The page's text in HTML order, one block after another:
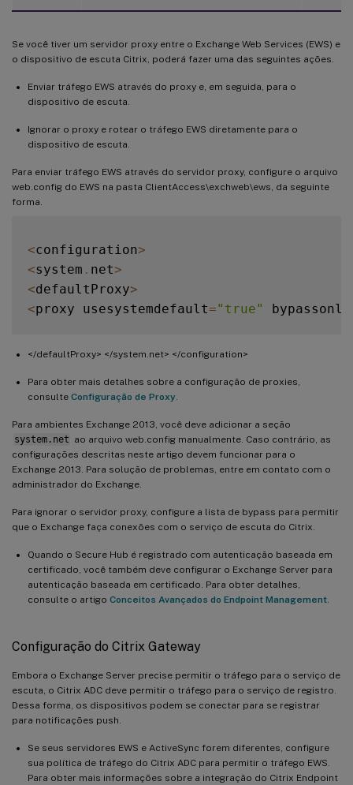
Se você tiver um servidor proxy entre o Exchange Web Services (EWS) e
o dispositivo de escuta Citrix, poderá fazer uma das seguintes ações.
Enviar tráfego EWS através do proxy e, em seguida, para o
dispositivo de escuta.
Ignorar o proxy e rotear o tráfego EWS diretamente para o
dispositivo de escuta.
Para enviar tráfego EWS através do servidor proxy, configure o arquivo
web.config do EWS na pasta ClientAccess\exchweb\ews, da seguinte
forma.
<configuration>
<system . net>
<defaultProxy>
<proxy usesystemdefault="true"
</defaultProxy> </system.net> </configuration>
Para obter mais detalhes sobre a configuração de proxies,
consulte Configuração de Proxy.
Para ambientes Exchange 2013, você deve adicionar a seção
system.net ao arquivo web.config manualmente. Caso contrário, as
configurações descritas neste artigo devem funcionar para o
Exchange 2013. Para solução de problemas, entre em contato com o
administrador do Exchange.
Para ignorar o servidor proxy, configure a lista de bypass para permitir
que o Exchange faça conexões com o serviço de escuta do Citrix.
Quando o Secure Hub é registrado com autenticação baseada em
certificado, você também deve configurar o Exchange Server para
autenticação baseada em certificado. Para obter detalhes,
consulte o artigo Conceitos Avançados do Endpoint Management.
Configuração do Citrix Gateway
Embora o Exchange Server precise permitir o tráfego para o serviço de
escuta, o Citrix ADC deve permitir o tráfego para o serviço de registro.
Dessa forma, os dispositivos podem se conectar para se registrar
para notificações push.
Se seus servidores EWS e ActiveSync forem diferentes, configure
sua política de tráfego do Citrix ADC para permitir o tráfego EWS.
Para obter mais informações sobre a integração do Citrix Endpoint